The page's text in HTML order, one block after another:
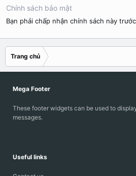
Chính sách bảo mật
Bạn phải chấp nhận chính sách này
Trang chủ
Mega Footer
These footer widgets can be used to
messages.
Useful links